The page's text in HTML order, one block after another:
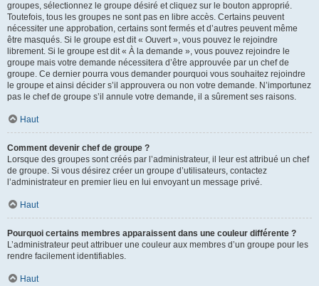
groupes, sélectionnez le groupe désiré et cliquez sur le bouton approprié.
Toutefois, tous les groupes ne sont pas en libre accès. Certains peuvent
nécessiter une approbation, certains sont fermés et d’autres peuvent même
être masqués. Si le groupe est dit « Ouvert », vous pouvez le rejoindre
librement. Si le groupe est dit « À la demande », vous pouvez rejoindre le
groupe mais votre demande nécessitera d’être approuvée par un chef de
groupe. Ce dernier pourra vous demander pourquoi vous souhaitez rejoindre
le groupe et ainsi décider s’il approuvera ou non votre demande. N’importunez
pas le chef de groupe s’il annule votre demande, il a sûrement ses raisons.
Haut
Comment devenir chef de groupe ?
Lorsque des groupes sont créés par l’administrateur, il leur est attribué un chef
de groupe. Si vous désirez créer un groupe d’utilisateurs, contactez
l’administrateur en premier lieu en lui envoyant un message privé.
Haut
Pourquoi certains membres apparaissent dans une couleur différente ?
L’administrateur peut attribuer une couleur aux membres d’un groupe pour les
rendre facilement identifiables.
Haut